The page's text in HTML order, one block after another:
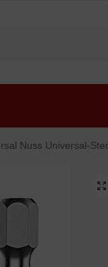
Steckschlüssel Multi